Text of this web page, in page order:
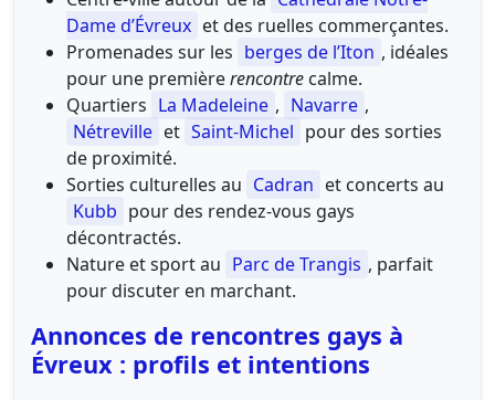
Dame d’Évreux et des ruelles commerçantes.
Promenades sur les berges de l’Iton , idéales
pour une premièrerencontre calme.
Quartiers La Madeleine , Navarre ,
Nétreville et Saint-Michel pour des sorties
de proximité.
Sorties culturelles au Cadran et concerts au
Kubb pour des rendez-vous gays
décontractés.
Nature et sport au Parc de Trangis , parfait
pour discuter en marchant.
Annonces de rencontres gays à
Évreux : profils et intentions